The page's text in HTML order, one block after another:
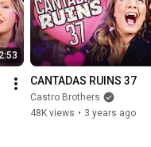
CANTADAS RUINS 37
Castro Brothers
48K views • 3 years ago